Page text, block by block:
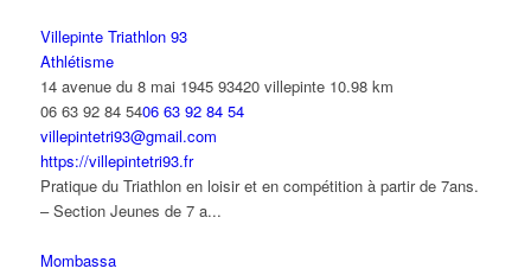
Villepinte Triathlon 93
Athlétisme
14 avenue du 8 mai 1945 93420 villepinte 10.98 km
06 63 92 84 5406 63 92 84 54
villepintetri93@gmail.com
https://villepintetri93.fr
Pratique du Triathlon en loisir et en compétition à partir de 7ans.
– Section Jeunes de 7 a...
Mombassa